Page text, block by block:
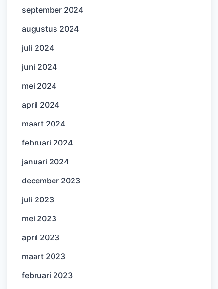
september 2024
augustus 2024
juli 2024
juni 2024
mei 2024
april 2024
maart 2024
februari 2024
januari 2024
december 2023
juli 2023
mei 2023
april 2023
maart 2023
februari 2023